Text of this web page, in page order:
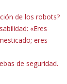
de los robots?
«Eres
eres
de seguridad.